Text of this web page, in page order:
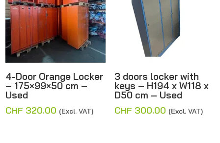
4-Door Orange Locker
– 175×99×50 cm –
Used
CHF 320.00 (Excl. VAT)
3 doors locker with
keys – H194 x W118 x
D50 cm – Used
CHF 300.00 (Excl. VAT)